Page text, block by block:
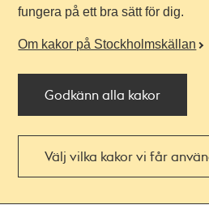
fungera på ett bra sätt för dig.
Om kakor på Stockholmskällan
Godkänn alla kakor
Välj vilka kakor vi får